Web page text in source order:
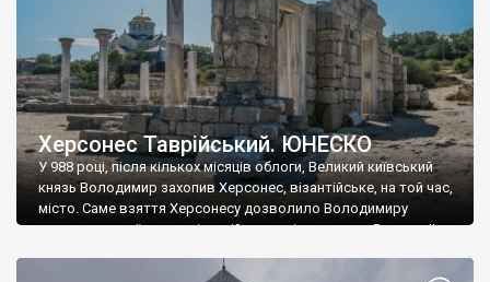
Херсонес Таврійський. ЮНЕСКО
У 988 році, після кількох місяців облоги, Великий київський
князь Володимир захопив Херсонес, візантійське, на той час,
місто. Саме взяття Херсонесу дозволило Володимиру
диктувати свої умови візантійському імператору Василю ІІ, та
Херсонесі Володимир-язичник, став Василем-християнином.